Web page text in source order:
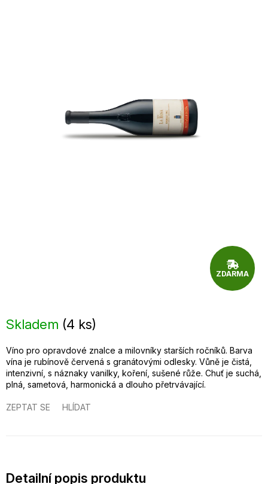
Z
R
M
ZDARMA
Skladem (4 ks)
Víno pro opravdové znalce a milovníky starších ročníků. Barva
vína je rubínově červená s granátovými odlesky. Vůně je čistá,
intenzivní, s náznaky vanilky, koření, sušené růže. Chuť je suchá,
plná, sametová, harmonická a dlouho přetrvávající.
ZEPTAT SE HLÍDAT
Detailní popis produktu